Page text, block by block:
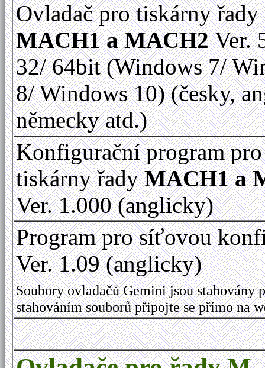
Ovladač pro tiskárny řady
MACH1 a MACH2Ver.
32/ 64bit (Windows 7/
8/ Windows 10) (česky,
německy atd.)
Konfigurační program pro
tiskárny řadyMACH1 a
Ver. 1.000 (anglicky)
Program pro síťovou
Ver. 1.09 (anglicky)
Soubory ovladačů Gemini jsou
stahováním souborů připojte se přímo na